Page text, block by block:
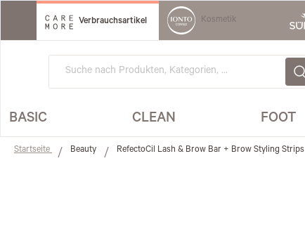
Direkt
zum
Verbrauchsartikel Kosmetik
BASIC CLEAN FOOT
Startseite Beauty RefectoCil Lash & Brow Bar + Brow Styling Strips